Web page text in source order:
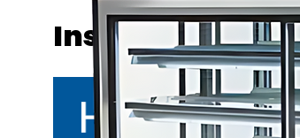
Instruktur
Head IT